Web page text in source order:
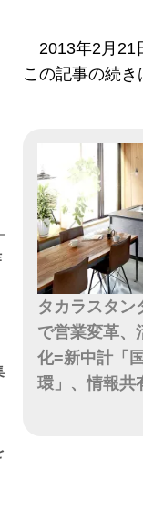
2013年2月21
この記事の続
タカラスタン
で営業変革、
化=新中計「
環」、情報共